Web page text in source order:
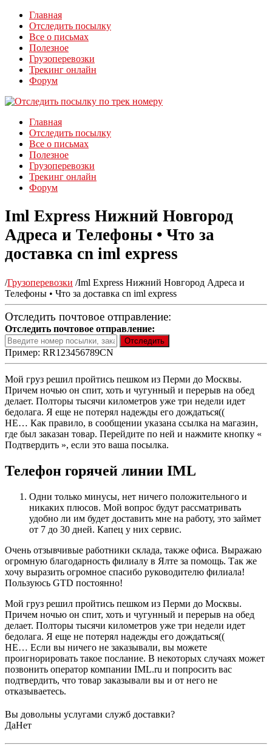
Главная
Отследить посылку
Все о письмах
Полезное
Грузоперевозки
Трекинг онлайн
Форум
Главная
Отследить посылку
Все о письмах
Полезное
Грузоперевозки
Трекинг онлайн
Форум
Iml Express Нижний Новгород
Адреса и Телефоны • Что за
доставка cn iml express
/Грузоперевозки /Iml Express Нижний Новгород Адреса и
Телефоны • Что за доставка cn iml express
Отследить почтовое отправление:
Отследить почтовое отправление:
Пример: RR123456789CN
Мой груз решил пройтись пешком из Перми до Москвы.
Причем ночью он спит, хоть и чугунный и перерыв на обед
делает. Полторы тысячи километров уже три недели идет
бедолага. Я еще не потерял надежды его дождаться((
НЕ… Как правило, в сообщении указана ссылка на магазин,
где был заказан товар. Перейдите по ней и нажмите кнопку «
Подтвердить », если это ваша посылка.
Телефон горячей линии IML
Одни только минусы, нет ничего положительного и
никаких плюсов. Мой вопрос будут рассматривать
удобно ли им будет доставить мне на работу, это займет
от 7 до 30 дней. Капец у них сервис.
Очень отзывчивые работники склада, также офиса. Выражаю
огромную благодарность филиалу в Ялте за помощь. Так же
хочу выразить огромное спасибо руководителю филиала!
Пользуюсь GTD постоянно!
Мой груз решил пройтись пешком из Перми до Москвы.
Причем ночью он спит, хоть и чугунный и перерыв на обед
делает. Полторы тысячи километров уже три недели идет
бедолага. Я еще не потерял надежды его дождаться((
НЕ… Если вы ничего не заказывали, вы можете
проигнорировать такое послание. В некоторых случаях может
позвонить оператор компании IML.ru и попросить вас
подтвердить, что товар заказывали вы и от него не
отказываетесь.
Вы довольны услугами служб доставки?
ДаНет